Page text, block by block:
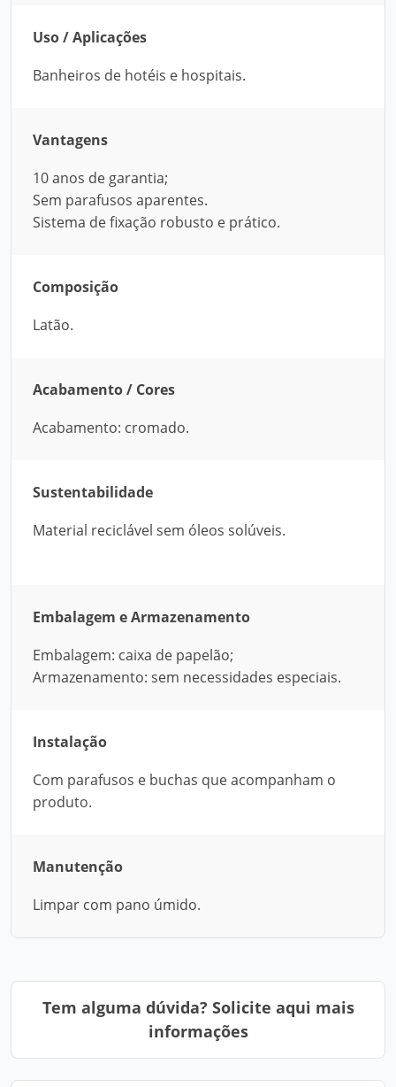
Uso / Aplicações
Banheiros de hotéis e hospitais.
Vantagens
10 anos de garantia;
Sem parafusos aparentes.
Sistema de fixação robusto e prático.
Composição
Latão.
Acabamento / Cores
Acabamento: cromado.
Sustentabilidade
Material reciclável sem óleos solúveis.
Embalagem e Armazenamento
Embalagem: caixa de papelão;
Armazenamento: sem necessidades especiais.
Instalação
Com parafusos e buchas que acompanham o
produto.
Manutenção
Limpar com pano úmido.
Tem alguma dúvida? Solicite aqui mais
informações